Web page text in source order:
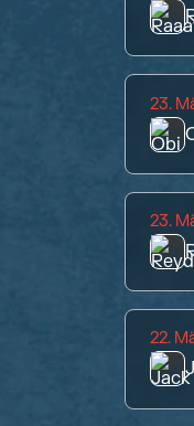
23.
23.
22.